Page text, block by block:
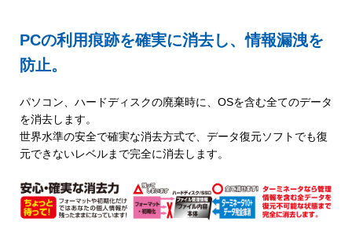
PCの利用痕跡を確実に消去し、情報漏洩を
防止。
パソコン、ハードディスクの廃棄時に、OSを含む全てのデータ
を消去します。
世界水準の安全で確実な消去方式で、データ復元ソフトでも復
元できないレベルまで完全に消去します。